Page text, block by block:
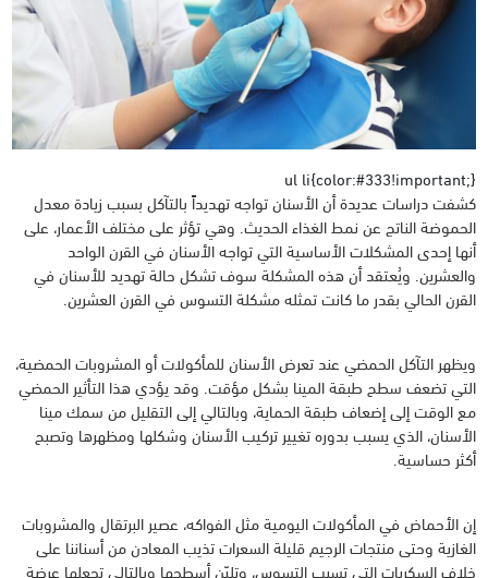
ul li{color:#333!important;}
كشفت دراسات عديدة أن الأسنان تواجه تهديداً بالتآكل بسبب زيادة معدل
الحموضة الناتج عن نمط الغذاء الحديث. وهي تؤثر على مختلف الأعمار، على
أنها إحدى المشكلات الأساسية التي تواجه الأسنان في القرن الواحد
والعشرين. ويُعتقد أن هذه المشكلة سوف تشكل حالة تهديد للأسنان في
القرن الحالي بقدر ما كانت تمثله مشكلة التسوس في القرن العشرين.
ويظهر التآكل الحمضي عند تعرض الأسنان للمأكولات أو المشروبات الحمضية،
التي تضعف سطح طبقة المينا بشكل مؤقت. وقد يؤدي هذا التأثير الحمضي
مع الوقت إلى إضعاف طبقة الحماية، وبالتالي إلى التقليل من سمك مينا
الأسنان، الذي يسبب بدوره تغيير تركيب الأسنان وشكلها ومظهرها وتصبح
أكثر حساسية.
إن الأحماض في المأكولات اليومية مثل الفواكه، عصير البرتقال والمشروبات
الغازية وحتى منتجات الرجيم قليلة السعرات تذيب المعادن من أسناننا على
خلاف السكريات التي تسبب التسوس، وتليّن أسطحها وبالتالي تجعلها عرضة